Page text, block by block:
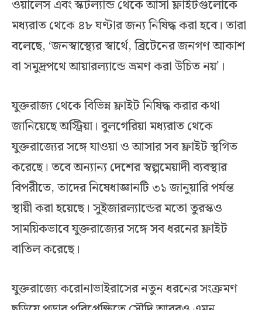
ওয়ালেস এবং স্কটল্যান্ড থেকে আসা ফ্লাইটগুলোকে
মধ্যরাত থেকে ৪৮ ঘণ্টার জন্য নিষিদ্ধ করা হবে। তারা
বলেছে, ‘জনস্বাস্থ্যের স্বার্থে, ব্রিটেনের জনগণ আকাশ
বা সমুদ্রপথে আয়ারল্যান্ডে ভ্রমণ করা উচিত নয়’।
যুক্তরাজ্য থেকে বিভিন্ন ফ্লাইট নিষিদ্ধ করার কথা
জানিয়েছে অস্ট্রিয়া। বুলগেরিয়া মধ্যরাত থেকে
যুক্তরাজ্যের সঙ্গে যাওয়া ও আসার সব ফ্লাইট স্থগিত
করেছে। তবে অন্যান্য দেশের স্বল্পমেয়াদী ব্যবস্থার
বিপরীতে, তাদের নিষেধাজ্ঞানটি ৩১ জানুয়ারি পর্যন্ত
স্থায়ী করা হয়েছে। সুইজারল্যান্ডের মতো তুরস্কও
সাময়িকভাবে যুক্তরাজ্যের সঙ্গে সব ধরনের ফ্লাইট
বাতিল করেছে।
যুক্তরাজ্যে করোনাভাইরাসের নতুন ধরনের সংক্রমণ